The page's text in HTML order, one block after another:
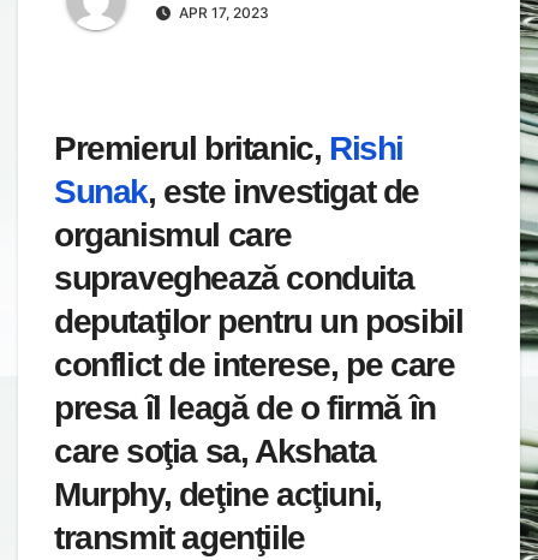
APR 17, 2023
Premierul britanic, Rishi
Sunak, este investigat de
organismul care
supraveghează conduita
deputaţilor pentru un posibil
conflict de interese, pe care
presa îl leagă de o firmă în
care soţia sa, Akshata
Murphy, deţine acţiuni,
transmit agenţiile